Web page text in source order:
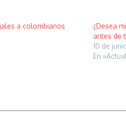
a colombianos
¿Desea
antes de
10 de
En